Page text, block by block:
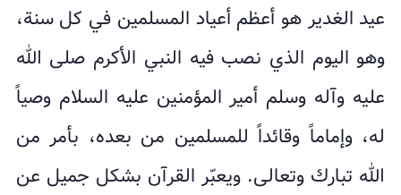
عيد الغدير هو أعظم أعياد المسلمين في كل سنة،
وهو اليوم الذي نصب فيه النبي الأكرم صلى الله
عليه وآله وسلم أمير المؤمنين عليه السلام وصياً
له، وإماماً وقائداً للمسلمين من بعده، بأمر من
الله تبارك وتعالى. ويعبّر القرآن بشكل جميل عن